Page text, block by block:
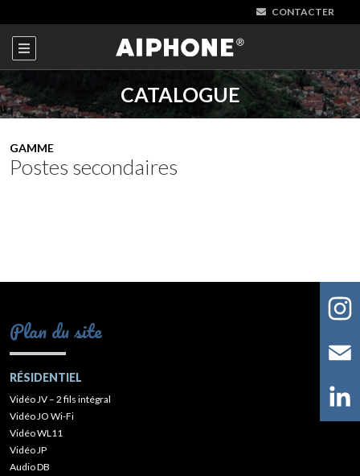
CONTACTER
CATALOGUE
GAMME
Postes secondaires
Plan du site
RÉSIDENTIEL
Vidéo JV – 2 fils intégral
Vidéo JO Wi-Fi
Vidéo WL11
Vidéo JP
Audio DB